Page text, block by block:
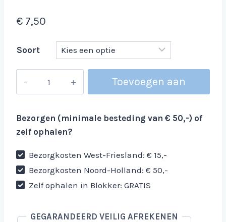
€ 7,50
Soort
Toevoegen aan
Bezorgen (minimale besteding van € 50,-) of
zelf ophalen?
Bezorgkosten West-Friesland: € 15,-
Bezorgkosten Noord-Holland: € 50,-
Zelf ophalen in Blokker: GRATIS
GEGARANDEERD VEILIG AFREKENEN